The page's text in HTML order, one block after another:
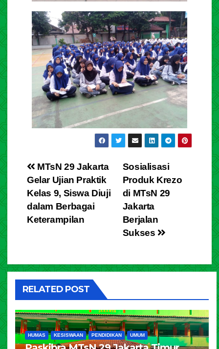
Sosialisasi
Produk Krezo
di MTsN 29
Jakarta
Berjalan
Sukses
MTsN 29 Jakarta
Gelar Ujian Praktik
Kelas 9, Siswa Diuji
dalam Berbagai
Keterampilan
RELATED POST
HUMAS KESISWAAN PENDIDIKAN UMUM